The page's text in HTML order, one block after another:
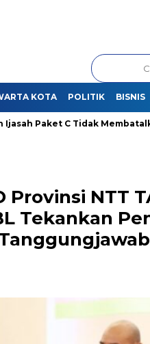
KOTA POLITIK BISNIS
C Tidak Membatalkan
Provinsi NTT
Tekankan